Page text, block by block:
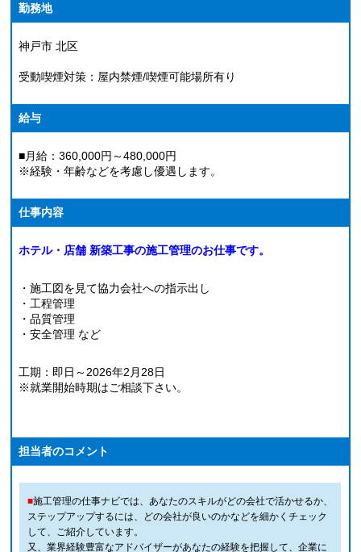
勤務地
神戸市 北区
受動喫煙対策：屋内禁煙/喫煙可能場所有り
給与
■月給：360,000円～480,000円
※経験・年齢などを考慮し優遇します。
仕事内容
ホテル・店舗 新築工事の施工管理のお仕事です。
・施工図を見て協力会社への指示出し
・工程管理
・品質管理
・安全管理 など
工期：即日～2026年2月28日
※就業開始時期はご相談下さい。
担当者のコメント
■施工管理の仕事ナビでは、あなたのスキルがどの会社で活かせるか、
ステップアップするには、どの会社が良いのかなどを細かくチェック
して、ご紹介しています。
又、業界経験豊富なアドバイザーがあなたの経験を把握して、企業に